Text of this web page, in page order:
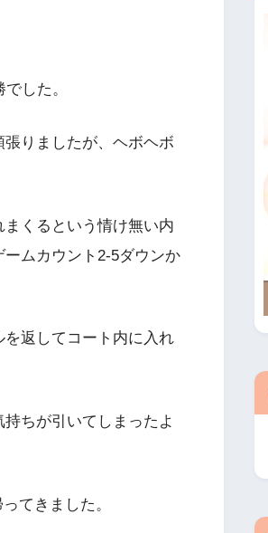
した。
りましたが、ヘボヘボ
くるという情け無い内
ムカウント2-5ダウンか
返してコート内に入れ
ちが引いてしまったよ
てきました。